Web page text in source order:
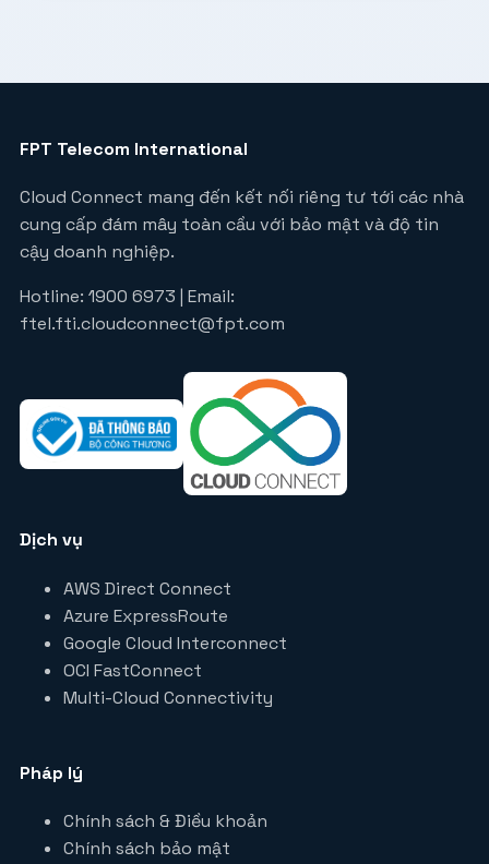
FPT Telecom International
Cloud Connect mang đến kết nối riêng tư tới các nhà
cung cấp đám mây toàn cầu với bảo mật và độ tin
cậy doanh nghiệp.
Hotline: 1900 6973 | Email:
ftel.fti.cloudconnect@fpt.com
Dịch vụ
AWS Direct Connect
Azure ExpressRoute
Google Cloud Interconnect
OCI FastConnect
Multi-Cloud Connectivity
Pháp lý
Chính sách & Điều khoản
Chính sách bảo mật